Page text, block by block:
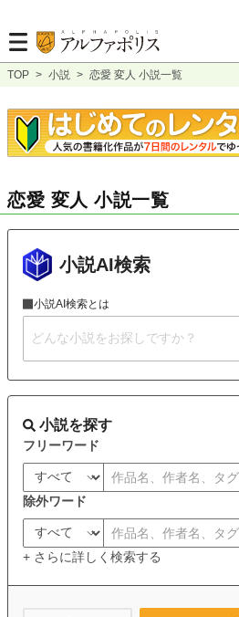
TOP > 小説 > 恋愛 変人 小説一覧
恋愛 変人 小説一覧
小説AI検索
小説AI検索とは
小説を探す
フリーワード
除外ワード
+ さらに詳しく検索する